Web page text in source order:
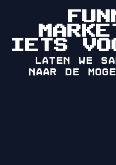
IETS
Laten we
naar de